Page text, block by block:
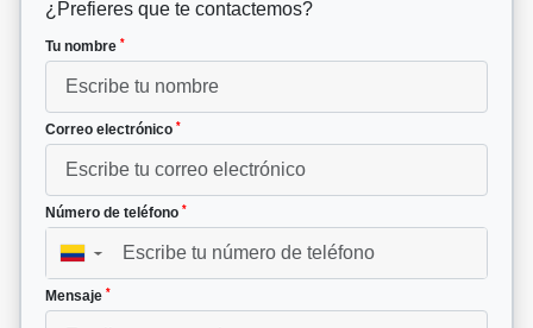
¿Prefieres que te contactemos?
Tu nombre *
Correo electrónico *
Número de teléfono *
▼
Mensaje *